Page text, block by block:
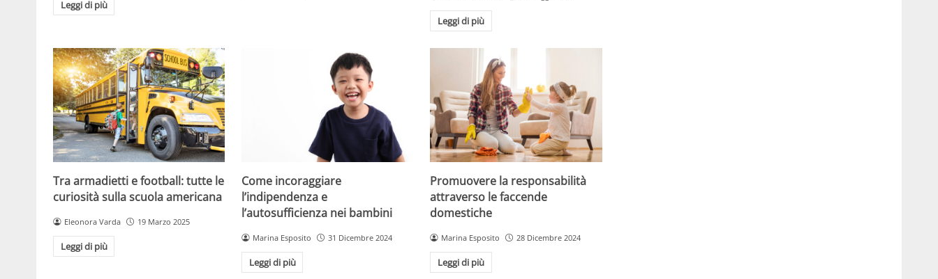
Leggi di più
Leggi di più
Tra armadietti e football: tutte le
curiosità sulla scuola americana
Eleonora Varda 19 Marzo 2025
Leggi di più
Come incoraggiare
l’indipendenza e
l’autosufficienza nei bambini
Marina Esposito 31 Dicembre 2024
Leggi di più
Promuovere la responsabilità
attraverso le faccende
domestiche
Marina Esposito 28 Dicembre 2024
Leggi di più